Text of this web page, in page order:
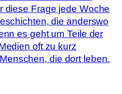
diese Frage jede Woche
die anderswo
es geht um Teile der
oft zu kurz
die dort leben.